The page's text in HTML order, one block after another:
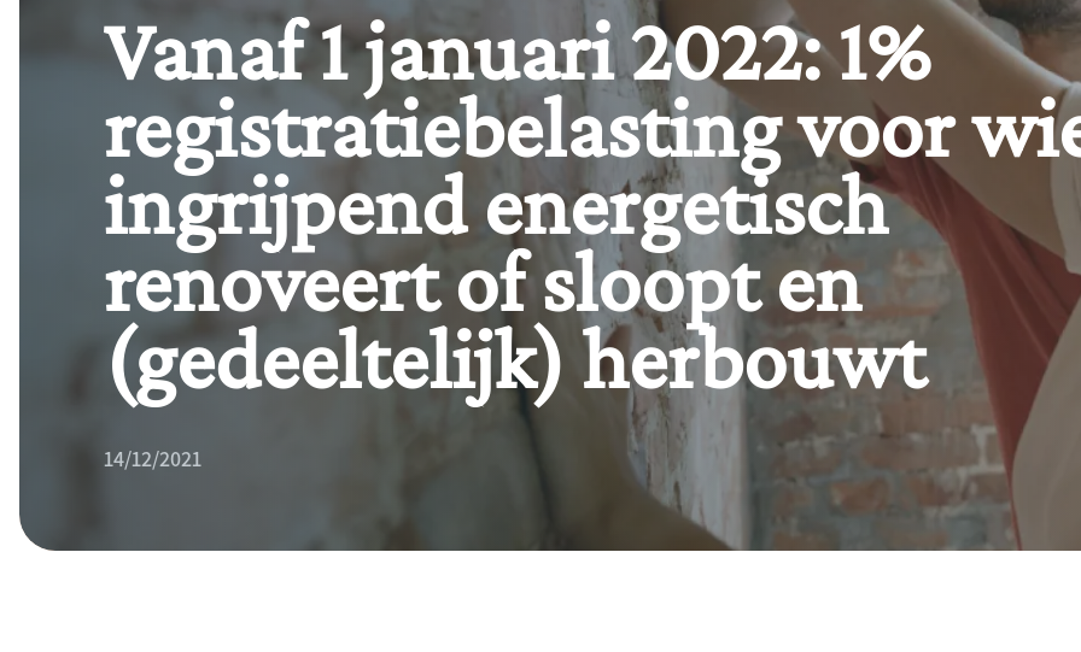
Vanaf 1 januari 2022: 1%
registratiebelasting voor
ingrijpend energetisch
renoveert of sloopt en
(gedeeltelijk) herbouwt
14/12/2021